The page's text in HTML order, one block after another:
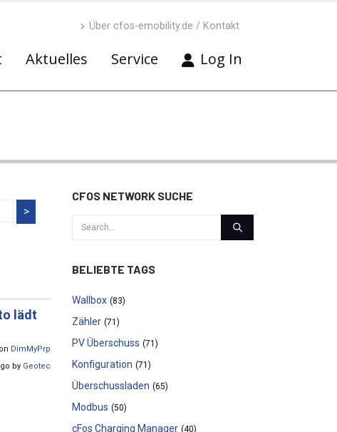
Über cfos-emobility.de / Kontakt
Aktuelles Service Log In
>
lädt
DimMyPrp
by Geotec
CFOS NETWORK SUCHE
BELIEBTE TAGS
Wallbox (83)
Zähler (71)
PV Überschuss (71)
Konfiguration (71)
Überschussladen (65)
Modbus (50)
cFos Charging Manager (40)